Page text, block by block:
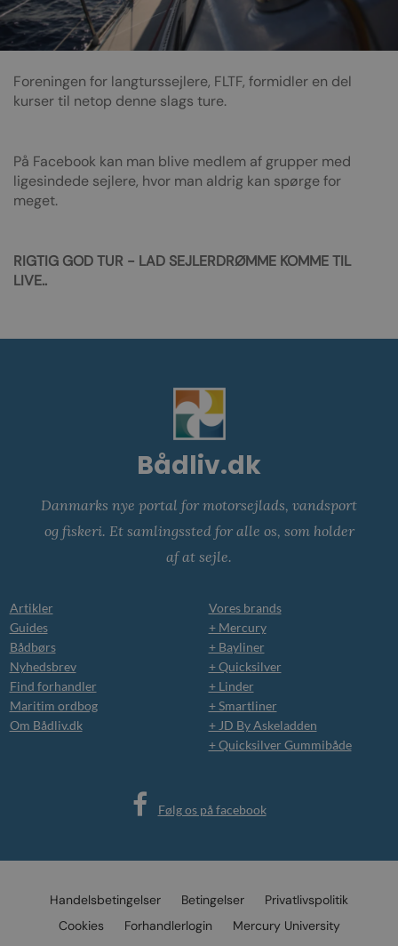
Foreningen for langturssejlere, FLTF, formidler en del
kurser til netop denne slags ture.
På Facebook kan man blive medlem af grupper med
ligesindede sejlere, hvor man aldrig kan spørge for
meget.
RIGTIG GOD TUR - LAD SEJLERDRØMME KOMME TIL
LIVE..
Bådliv.dk
Danmarks nye portal for motorsejlads, vandsport
og fiskeri. Et samlingssted for alle os, som holder
af at sejle.
Artikler
Guides
Bådbørs
Nyhedsbrev
Find forhandler
Maritim ordbog
Om Bådliv.dk
Vores brands
+ Mercury
+ Bayliner
+ Quicksilver
+ Linder
+ Smartliner
+ JD By Askeladden
+ Quicksilver Gummibåde
Følg os på facebook
Handelsbetingelser Betingelser
Privatlivspolitik
Cookies
Forhandlerlogin Mercury University